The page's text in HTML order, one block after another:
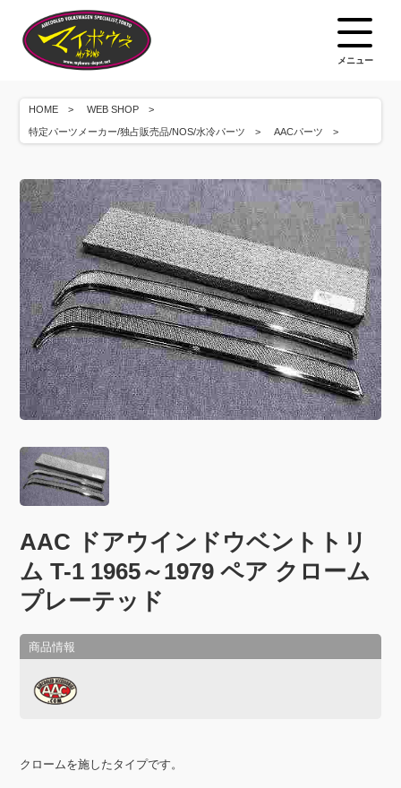
メニュー
HOME WEB SHOP
特定パーツメーカー/独占販売品/NOS/水冷パーツ AACパーツ
AAC ドアウインドウベントトリ
ム T-1 1965～1979 ペア クローム
プレーテッド
クロームを施したタイプです。